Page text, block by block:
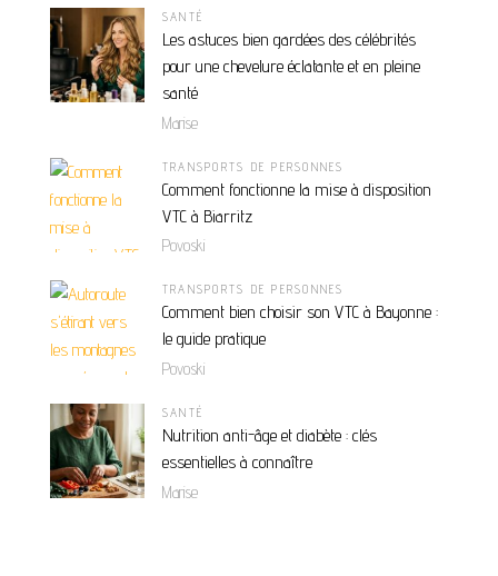
SANTÉ
Les astuces bien gardées des célébrités
pour une chevelure éclatante et en pleine
santé
Marise
TRANSPORTS DE PERSONNES
Comment fonctionne la mise à disposition
VTC à Biarritz
Povoski
TRANSPORTS DE PERSONNES
Comment bien choisir son VTC à Bayonne :
le guide pratique
Povoski
SANTÉ
Nutrition anti-âge et diabète : clés
essentielles à connaître
Marise